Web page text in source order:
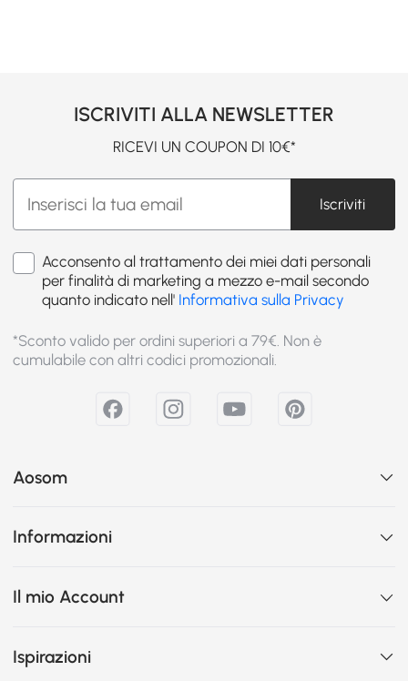
ISCRIVITI ALLA NEWSLETTER
RICEVI UN COUPON DI 10€*
Iscriviti
Acconsento al trattamento dei miei dati personali
per finalità di marketing a mezzo e-mail secondo
quanto indicato nell' Informativa sulla Privacy
*Sconto valido per ordini superiori a 79€. Non è
cumulabile con altri codici promozionali.
Aosom
Informazioni
Il mio Account
Ispirazioni